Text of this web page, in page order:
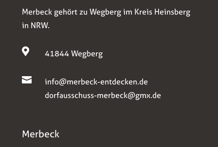
Merbeck gehört zu Wegberg im Kreis Heinsberg
in NRW.
 41844 Wegberg

info@merbeck-entdecken.de
dorfausschuss-merbeck@gmx.de
Merbeck